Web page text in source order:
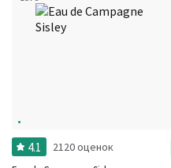
4.1 2120 оценок